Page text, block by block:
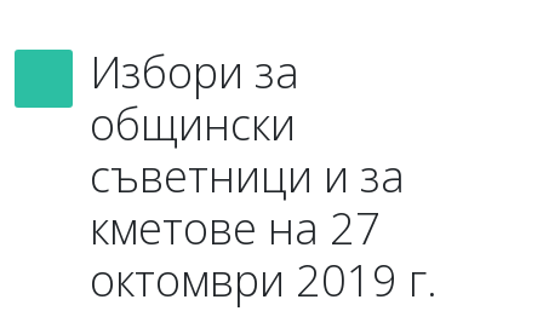
Избори за
общински
съветници и за
кметове на 27
октомври 2019 г.